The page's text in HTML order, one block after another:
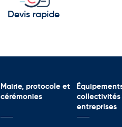
Devis rapide
Mairie, protocole et
cérémonies
collectivités
entreprises